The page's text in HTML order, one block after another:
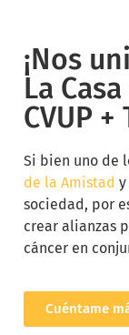
¡Nos
La
CVUP +
Si bien uno de
de la Amistad y
sociedad, por
crear alianzas
cáncer en
Cuéntame